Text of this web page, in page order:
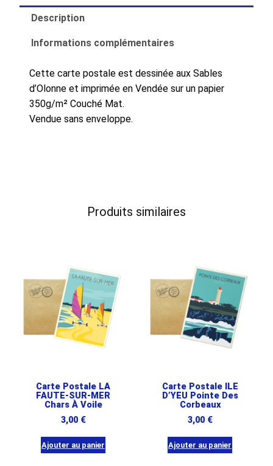
Boisvinet
Description
Informations complémentaires
Cette carte postale est dessinée aux Sables
d’Olonne et imprimée en Vendée sur un papier
350g/m² Couché Mat.
Vendue sans enveloppe.
Produits similaires
Carte Postale LA
FAUTE-SUR-MER
Chars À Voile
3,00 €
Ajouter au panier
Carte Postale ILE
D’YEU Pointe Des
Corbeaux
3,00 €
Ajouter au panier